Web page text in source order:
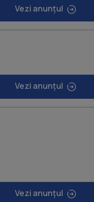
Vezi anunțul
Vezi anunțul
Vezi anunțul